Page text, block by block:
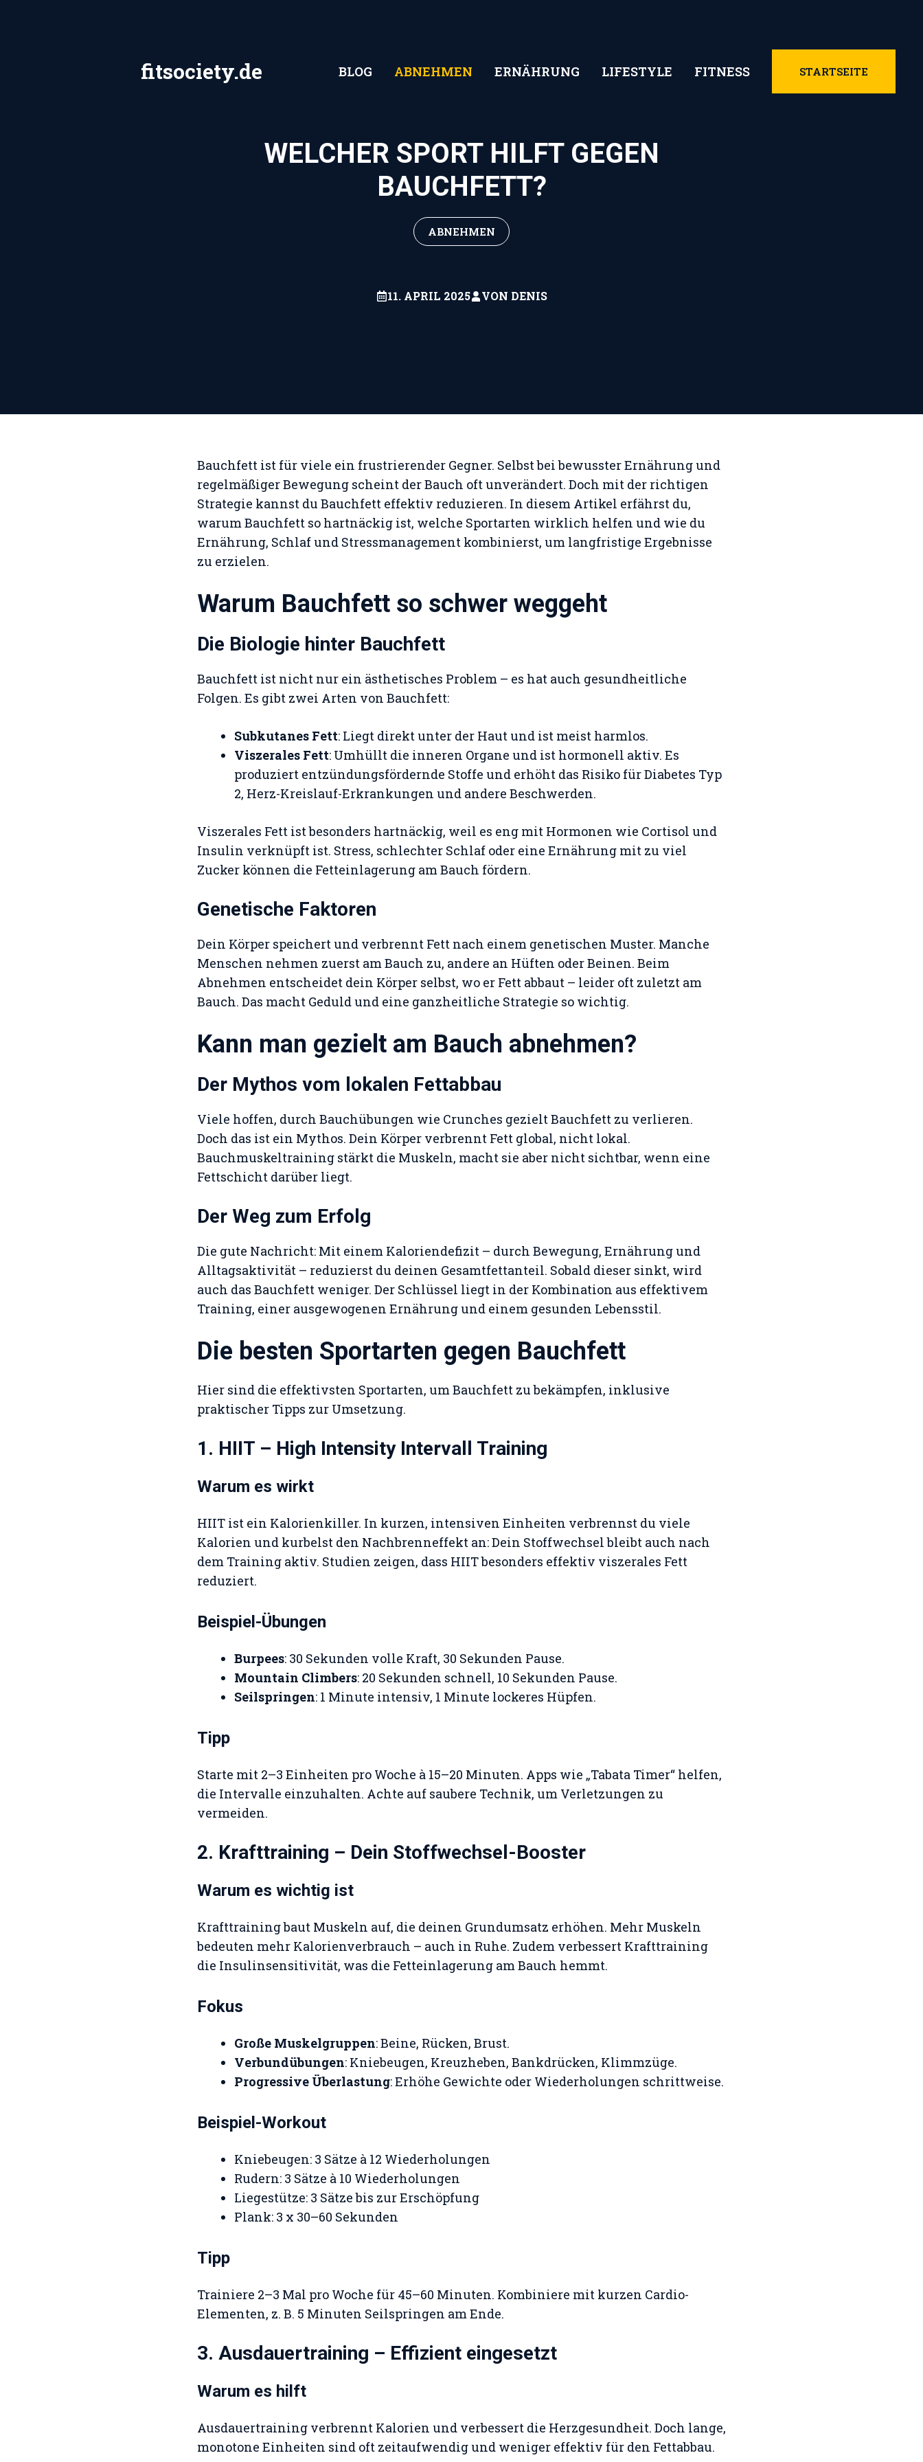
fitsociety.de BLOG ABNEHMEN ERNÄHRUNG LIFESTYLE FITNESS STARTSEITE
WELCHER SPORT HILFT GEGEN
BAUCHFETT?
ABNEHMEN
11. APRIL 2025 VON DENIS
Bauchfett ist für viele ein frustrierender Gegner. Selbst bei bewusster Ernährung und
regelmäßiger Bewegung scheint der Bauch oft unverändert. Doch mit der richtigen
Strategie kannst du Bauchfett effektiv reduzieren. In diesem Artikel erfährst du,
warum Bauchfett so hartnäckig ist, welche Sportarten wirklich helfen und wie du
Ernährung, Schlaf und Stressmanagement kombinierst, um langfristige Ergebnisse
zu erzielen.
Warum Bauchfett so schwer weggeht
Die Biologie hinter Bauchfett
Bauchfett ist nicht nur ein ästhetisches Problem – es hat auch gesundheitliche
Folgen. Es gibt zwei Arten von Bauchfett:
Subkutanes Fett: Liegt direkt unter der Haut und ist meist harmlos.
Viszerales Fett: Umhüllt die inneren Organe und ist hormonell aktiv. Es
produziert entzündungsfördernde Stoffe und erhöht das Risiko für Diabetes Typ
2, Herz-Kreislauf-Erkrankungen und andere Beschwerden.
Viszerales Fett ist besonders hartnäckig, weil es eng mit Hormonen wie Cortisol und
Insulin verknüpft ist. Stress, schlechter Schlaf oder eine Ernährung mit zu viel
Zucker können die Fetteinlagerung am Bauch fördern.
Genetische Faktoren
Dein Körper speichert und verbrennt Fett nach einem genetischen Muster. Manche
Menschen nehmen zuerst am Bauch zu, andere an Hüften oder Beinen. Beim
Abnehmen entscheidet dein Körper selbst, wo er Fett abbaut – leider oft zuletzt am
Bauch. Das macht Geduld und eine ganzheitliche Strategie so wichtig.
Kann man gezielt am Bauch abnehmen?
Der Mythos vom lokalen Fettabbau
Viele hoffen, durch Bauchübungen wie Crunches gezielt Bauchfett zu verlieren.
Doch das ist ein Mythos. Dein Körper verbrennt Fett global, nicht lokal.
Bauchmuskeltraining stärkt die Muskeln, macht sie aber nicht sichtbar, wenn eine
Fettschicht darüber liegt.
Der Weg zum Erfolg
Die gute Nachricht: Mit einem Kaloriendefizit – durch Bewegung, Ernährung und
Alltagsaktivität – reduzierst du deinen Gesamtfettanteil. Sobald dieser sinkt, wird
auch das Bauchfett weniger. Der Schlüssel liegt in der Kombination aus effektivem
Training, einer ausgewogenen Ernährung und einem gesunden Lebensstil.
Die besten Sportarten gegen Bauchfett
Hier sind die effektivsten Sportarten, um Bauchfett zu bekämpfen, inklusive
praktischer Tipps zur Umsetzung.
1. HIIT – High Intensity Intervall Training
Warum es wirkt
HIIT ist ein Kalorienkiller. In kurzen, intensiven Einheiten verbrennst du viele
Kalorien und kurbelst den Nachbrenneffekt an: Dein Stoffwechsel bleibt auch nach
dem Training aktiv. Studien zeigen, dass HIIT besonders effektiv viszerales Fett
reduziert.
Beispiel-Übungen
Burpees: 30 Sekunden volle Kraft, 30 Sekunden Pause.
Mountain Climbers: 20 Sekunden schnell, 10 Sekunden Pause.
Seilspringen: 1 Minute intensiv, 1 Minute lockeres Hüpfen.
Tipp
Starte mit 2–3 Einheiten pro Woche à 15–20 Minuten. Apps wie „Tabata Timer“ helfen,
die Intervalle einzuhalten. Achte auf saubere Technik, um Verletzungen zu
vermeiden.
2. Krafttraining – Dein Stoffwechsel-Booster
Warum es wichtig ist
Krafttraining baut Muskeln auf, die deinen Grundumsatz erhöhen. Mehr Muskeln
bedeuten mehr Kalorienverbrauch – auch in Ruhe. Zudem verbessert Krafttraining
die Insulinsensitivität, was die Fetteinlagerung am Bauch hemmt.
Fokus
Große Muskelgruppen: Beine, Rücken, Brust.
Verbundübungen: Kniebeugen, Kreuzheben, Bankdrücken, Klimmzüge.
Progressive Überlastung: Erhöhe Gewichte oder Wiederholungen schrittweise.
Beispiel-Workout
Kniebeugen: 3 Sätze à 12 Wiederholungen
Rudern: 3 Sätze à 10 Wiederholungen
Liegestütze: 3 Sätze bis zur Erschöpfung
Plank: 3 x 30–60 Sekunden
Tipp
Trainiere 2–3 Mal pro Woche für 45–60 Minuten. Kombiniere mit kurzen Cardio-
Elementen, z. B. 5 Minuten Seilspringen am Ende.
3. Ausdauertraining – Effizient eingesetzt
Warum es hilft
Ausdauertraining verbrennt Kalorien und verbessert die Herzgesundheit. Doch lange,
monotone Einheiten sind oft zeitaufwendig und weniger effektiv für den Fettabbau.